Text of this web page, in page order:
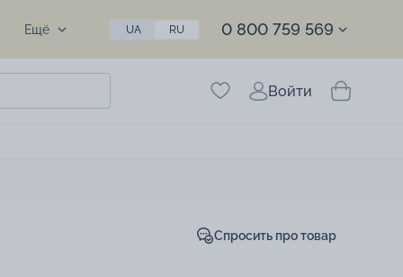
Ещё UA RU 0 800 759 569
Войти
Спросить про товар